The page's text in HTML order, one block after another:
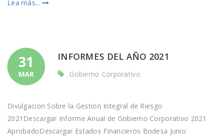
Lea más...
31
MAR
INFORMES DEL AÑO 2021
Gobierno Corporativo
Divulgacion Sobre la Gestion Integral de Riesgo
2021Descargar Informe Anual de Gobierno Corporativo 2021
AprobadoDescargar Estados Financieros Bodesa Junio